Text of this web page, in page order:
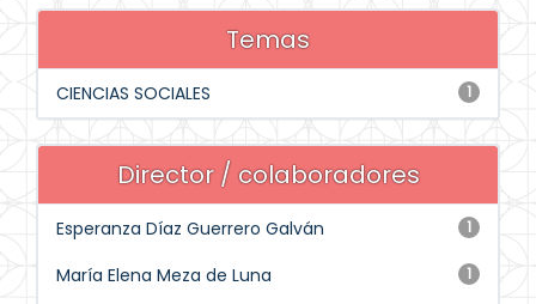
Temas
1
CIENCIAS SOCIALES
Director / colaboradores
1
Esperanza Díaz Guerrero Galván
1
María Elena Meza de Luna